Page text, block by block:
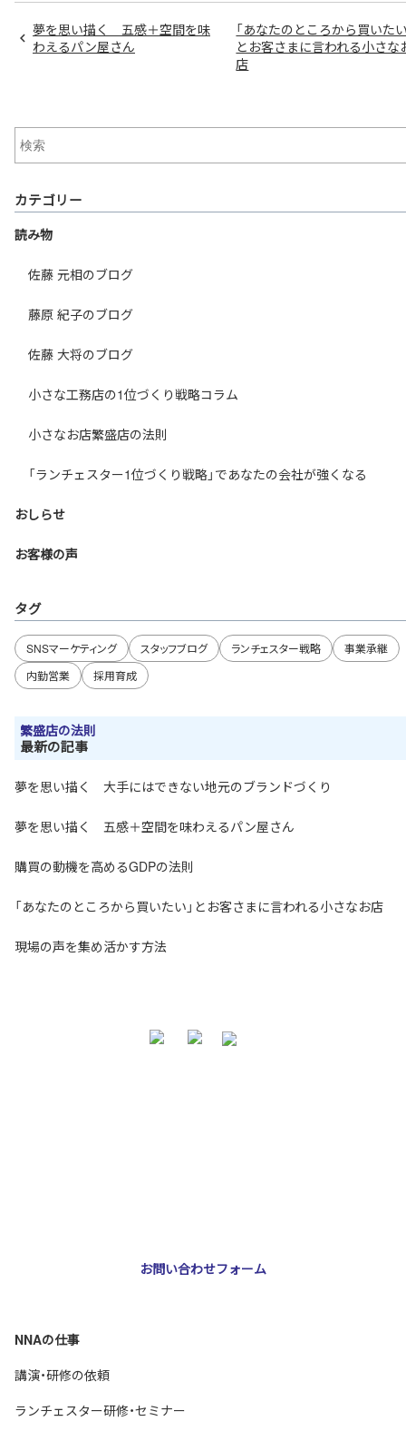
夢を思い描く 五感＋空間を味
わえるパン屋さん
「あなたのところから買いた
とお客さまに言われる小さな
店
カテゴリー
読み物
佐藤 元相のブログ
藤原 紀子のブログ
佐藤 大将のブログ
小さな工務店の1位づくり戦略コラム
小さなお店繁盛店の法則
「ランチェスター1位づくり戦略」であなたの会社が強くなる
おしらせ
お客様の声
タグ
SNSマーケティング スタッフブログ ランチェスター戦略
事業承継
内勤営業
採用育成
繁盛店の法則
最新の記事
夢を思い描く 大手にはできない地元のブランドづくり
夢を思い描く 五感＋空間を味わえるパン屋さん
購買の動機を高めるGDPの法則
「あなたのところから買いたい」とお客さまに言われる小さなお店
現場の声を集め活かす方法
お問い合わせフォーム
NNAの仕事
講演・研修の依頼
ランチェスター研修・セミナー